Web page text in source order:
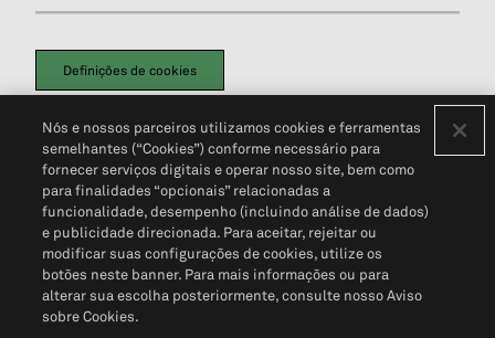
Definições de cookies
Política de PrivacidadePortal de privacidade do cliente (em inglês)
Não Venda Minhas Informações Pessoais© 2026 S&P Global
Nós e nossos parceiros utilizamos cookies e ferramentas
semelhantes (“Cookies”) conforme necessário para
fornecer serviços digitais e operar nosso site, bem como
para finalidades “opcionais” relacionadas a
funcionalidade, desempenho (incluindo análise de dados)
e publicidade direcionada. Para aceitar, rejeitar ou
modificar suas configurações de cookies, utilize os
botões neste banner. Para mais informações ou para
alterar sua escolha posteriormente, consulte nosso Aviso
sobre Cookies.